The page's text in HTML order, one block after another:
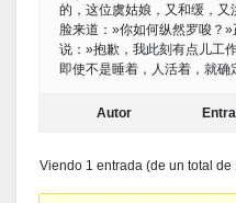
的，这位虞姑娘，又和缓，
脸来道：»你如何纵然罗唆？»
说：»抱歉，我此刻有点儿工
即使不是睡着，人活着，就确
Autor
Viendo 1 entrada (de un total de